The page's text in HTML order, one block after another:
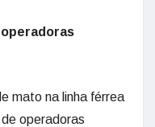
mato na linha férrea
operadoras